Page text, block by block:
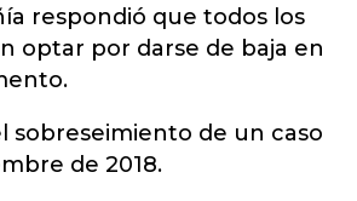
respondió que todos los
optar por darse de baja en
sobreseimiento de un caso
de 2018.